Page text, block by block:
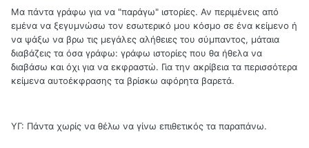
Μα πάντα γράφω για να "παράγω" ιστορίες. Αν περιμένεις από
εμένα να ξεγυμνώσω τον εσωτερικό μου κόσμο σε ένα κείμενο ή
να ψάξω να βρω τις μεγάλες αλήθειες του σύμπαντος, μάταια
διαβάζεις τα όσα γράφω: γράφω ιστορίες που θα ήθελα να
διαβάσω και όχι για να εκφραστώ. Για την ακρίβεια τα περισσότερα
κείμενα αυτοέκφρασης τα βρίσκω αφόρητα βαρετά.
ΥΓ: Πάντα χωρίς να θέλω να γίνω επιθετικός τα παραπάνω.